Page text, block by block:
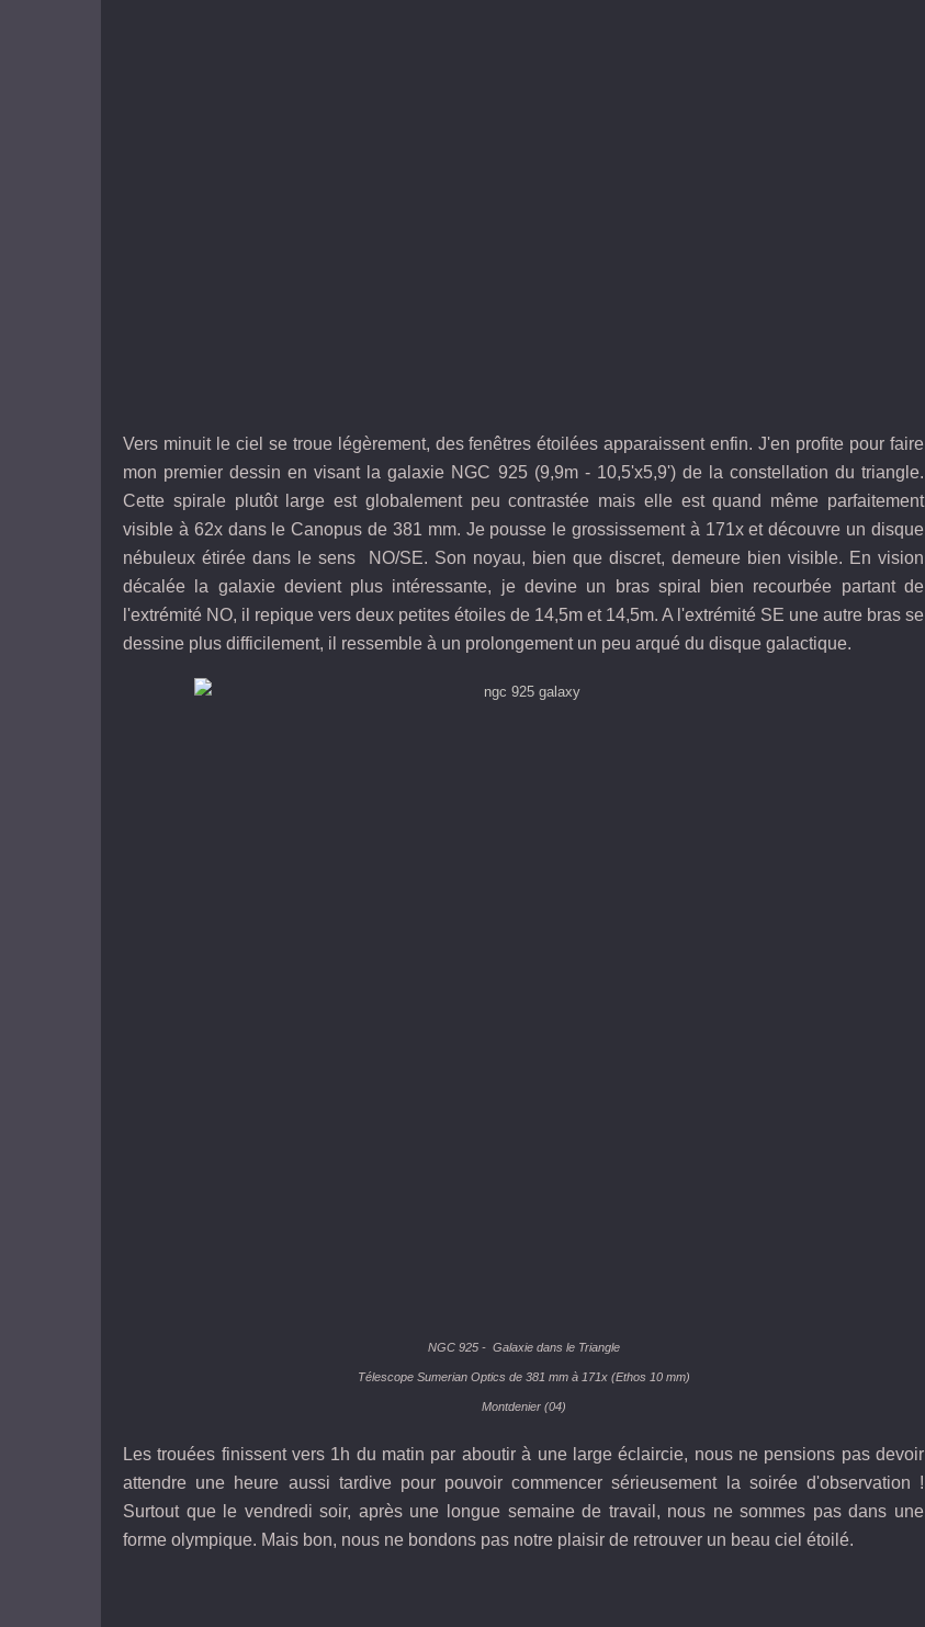
Vers minuit le ciel se troue légèrement, des fenêtres étoilées apparaissent enfin. J'en profite pour faire
mon premier dessin en visant la galaxie NGC 925 (9,9m - 10,5'x5,9') de la constellation du triangle.
Cette spirale plutôt large est globalement peu contrastée mais elle est quand même parfaitement
visible à 62x dans le Canopus de 381 mm. Je pousse le grossissement à 171x et découvre un disque
nébuleux étirée dans le sens NO/SE. Son noyau, bien que discret, demeure bien visible. En vision
décalée la galaxie devient plus intéressante, je devine un bras spiral bien recourbée partant de
l'extrémité NO, il repique vers deux petites étoiles de 14,5m et 14,5m. A l'extrémité SE une autre bras se
dessine plus difficilement, il ressemble à un prolongement un peu arqué du disque galactique.
NGC 925- Galaxie dans le Triangle
Télescope Sumerian Optics de 381 mm à 171x (Ethos 10 mm)
Montdenier (04)
Les trouées finissent vers 1h du matin par aboutir à une large éclaircie, nous ne pensions pas devoir
attendre une heure aussi tardive pour pouvoir commencer sérieusement la soirée d'observation !
Surtout que le vendredi soir, après une longue semaine de travail, nous ne sommes pas dans une
forme olympique. Mais bon, nous ne bondons pas notre plaisir de retrouver un beau ciel étoilé.